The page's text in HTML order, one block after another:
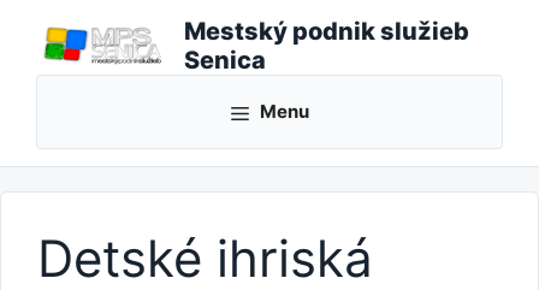
obsah
Mestský podnik služieb
Senica
Menu
Detské ihriská